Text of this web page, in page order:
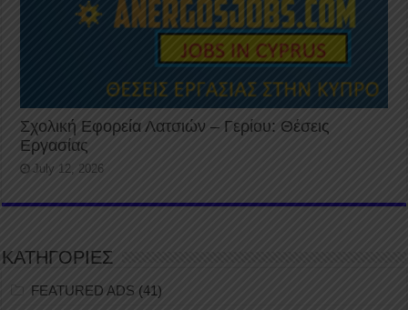
Σχολική Εφορεία Λατσιών – Γερίου: Θέσεις
Εργασίας
July 12, 2026
ΚΑΤΗΓΟΡΙΕΣ
FEATURED ADS (41)